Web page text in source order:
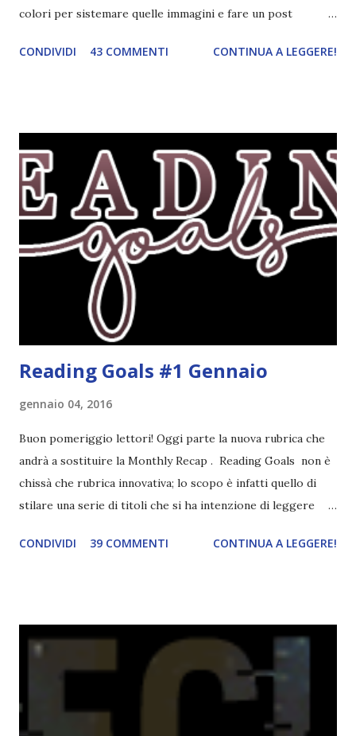
colori per sistemare quelle immagini e fare un post
leggere la trama cliccate sulla copertina. Vi ho segnalato
riguarda i suoi romanzi thriller. Per il momento sono
troppo fissata con questo genere ma ho letto pochi libri
thriller e vorrei davvero iniziarne qualcuno. Attraverso il
fuoco - Josephine Angeline \\ 19 settembre. Qualsiasi
libro cita anche soltanto "Salem" deve essere
assolutamente mio. Sono affascinata dalla storia delle
streghe di Salem e se oltre alle streghe aggiungiamo
mondi paralleli e gemelle malefiche, la mia curiosità monta
CONDIVIDI 43 COMMENTI CONTINUA A LEGGERE!
Reading Goals #1 Gennaio
gennaio 04, 2016
Buon pomeriggio lettori! Oggi parte la nuova rubrica che
andrà a sostituire la Monthly Recap . Reading Goals non è
chissà che rubrica innovativa; lo scopo è infatti quello di
stilare una serie di titoli che si ha intenzione di leggere
una rubrica per tenere sotto controllo le reading
spaziare con i generi letterari e non limitarmi al fantasy.
Per farvi un esempio nel 2015 mi sembra di aver letto
troppi libri impegnativi e davvero pochi libri "leggeri", il
che non è sempre un bene. Credo che sia stata la principale
causa per il mio calo di letture. Comunque, ogni mese -
CONDIVIDI 39 COMMENTI CONTINUA A LEGGERE!